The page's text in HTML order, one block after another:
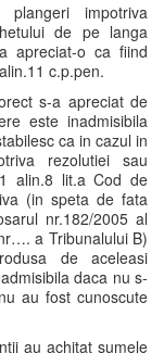
plangeri impotriva
de pe langa
apreciat-o ca fiind
c.p.pen.
s-a apreciat de
este inadmisibila
ca in cazul in
rezolutiei sau
alin.8 lit.a Cod de
(in speta de fata
nr.182/2005 al
a Tribunalului B)
de aceleasi
daca nu s-
au fost cunoscute
au achitat sumele